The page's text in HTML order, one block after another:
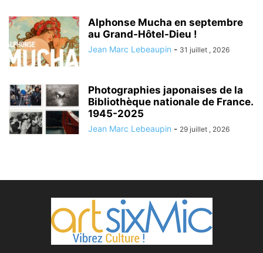
Alphonse Mucha en septembre
au Grand-Hôtel-Dieu !
Jean Marc Lebeaupin - 31 juillet , 2026
Photographies japonaises de la
Bibliothèque nationale de France.
1945-2025
Jean Marc Lebeaupin - 29 juillet , 2026